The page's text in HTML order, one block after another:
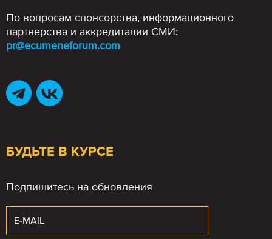
БУДЬТЕ В КУРСЕ
Подпишитесь на обновления
По вопросам спонсорства, информационного
партнерства и аккредитации СМИ:
pr@ecumeneforum.com